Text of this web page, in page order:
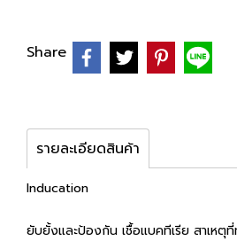
Share
รายละเอียดสินค้า
Inducation
ยับยั้งและป้องกัน เชื้อแบคทีเรีย สาเหตุที่